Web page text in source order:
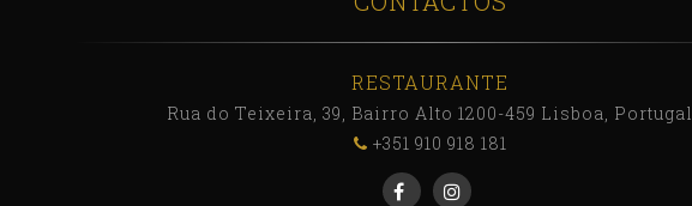
RESTAURANTE
Rua do Teixeira, 39, Bairro Alto 1200-459 Lisboa, Portugal
+351 910 918 181